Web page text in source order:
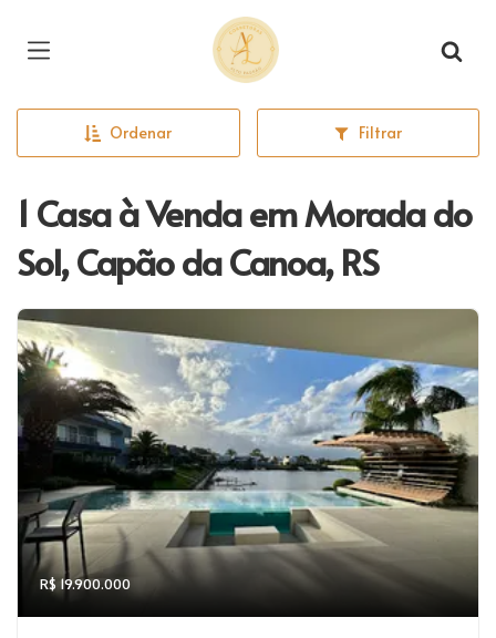
Página inicial
Ordenar Filtrar
1 Casa à Venda em Morada do
Sol, Capão da Canoa, RS
R$ 19.900.000